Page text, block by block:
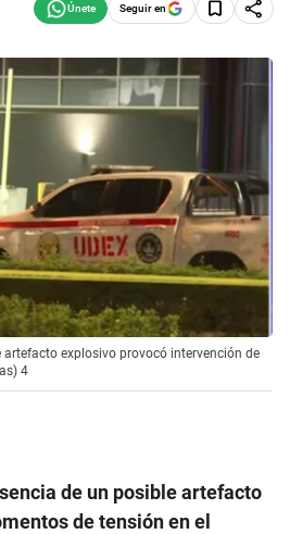
Seguir en
explosivo provocó intervención de
4
de un posible artefacto
de tensión en el